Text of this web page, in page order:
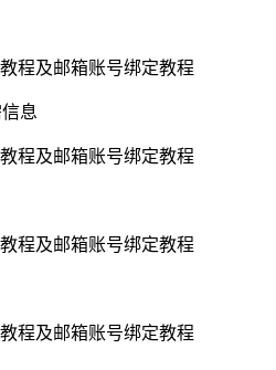
息